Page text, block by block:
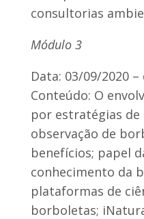
consultorias
Módulo 3
Data: 03/09/2020 –
Conteúdo: O
por estratégias de
observação de
benefícios; papel
conhecimento da
plataformas de
borboletas;